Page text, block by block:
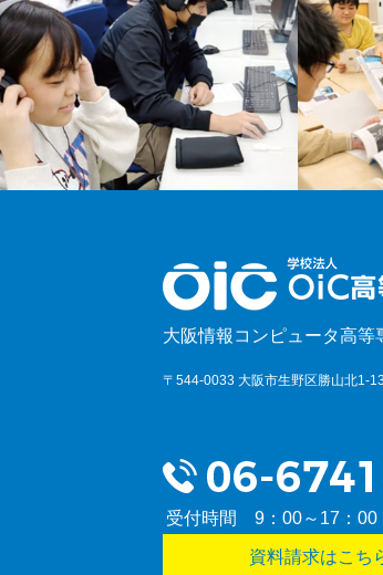
大阪情報コンピュータ高等
〒544-0033 大阪市生野区勝山北1-
受付時間 9：00～17：00
資料請求はこち